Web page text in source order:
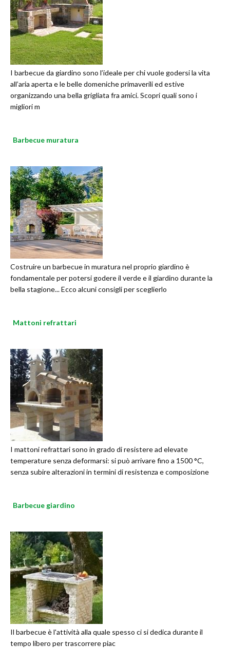
I barbecue da giardino sono l’ideale per chi vuole godersi la vita
all’aria aperta e le belle domeniche primaverili ed estive
organizzando una bella grigliata fra amici. Scopri quali sono i
migliori m
Barbecue muratura
Costruire un barbecue in muratura nel proprio giardino è
fondamentale per potersi godere il verde e il giardino durante la
bella stagione... Ecco alcuni consigli per sceglierlo
Mattoni refrattari
I mattoni refrattari sono in grado di resistere ad elevate
temperature senza deformarsi: si può arrivare fino a 1500 °C,
senza subire alterazioni in termini di resistenza e composizione
Barbecue giardino
Il barbecue è l'attività alla quale spesso ci si dedica durante il
tempo libero per trascorrere piac